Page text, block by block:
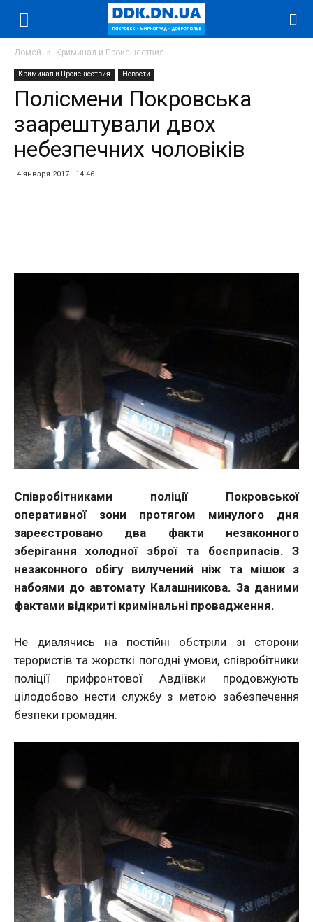
Домой Криминал и Происшествия
Криминал и Происшествия Новости
Полісмени Покровська
заарештували двох
небезпечних чоловіків
4 января 2017 - 14:46
Співробітниками поліції Покровської
оперативної зони протягом минулого дня
зареєстровано два факти незаконного
зберігання холодної зброї та боєприпасів. З
незаконного обігу вилучений ніж та мішок з
набоями до автомату Калашникова. За даними
фактами відкриті кримінальні провадження.
Не дивлячись на постійні обстріли зі сторони
терористів та жорсткі погодні умови, співробітники
поліції прифронтової Авдіївки продовжують
цілодобово нести службу з метою забезпечення
безпеки громадян.